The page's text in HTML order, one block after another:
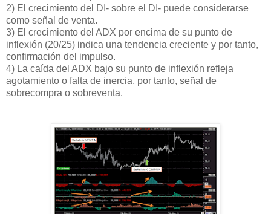
2) El crecimiento del DI- sobre el DI- puede considerarse
como señal de venta.
3) El crecimiento del ADX por encima de su punto de
inflexión (20/25) indica una tendencia creciente y por tanto,
confirmación del impulso.
4) La caída del ADX bajo su punto de inflexión refleja
agotamiento o falta de inercia, por tanto, señal de
sobrecompra o sobreventa.